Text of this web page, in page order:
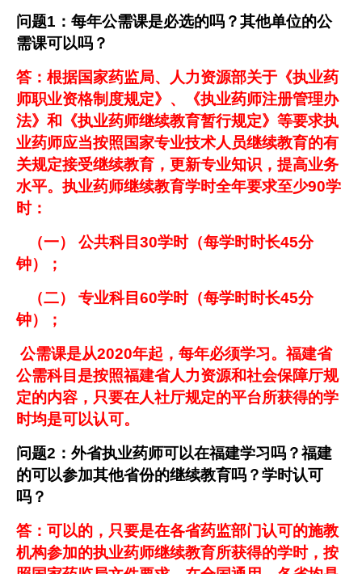
问题1 ：每年公需课是必选的吗？其他单位的公
需课可以吗？
答：根据国家药监局、人力资源部关于《执业药
师职业资格制度规定》、《执业药师注册管理办
法》和《执业药师继续教育暂行规定》等要求执
业药师应当按照国家专业技术人员继续教育的有
关规定接受继续教育，更新专业知识，提高业务
水平。执业药师继续教育学时全年要求至少90学
时：
（一）
公共科目 30学时（每学时时长45分
钟）
；
（二）
专业科目 60学时（每学时时长45分
钟）
；
公需课是从2020年起，每年必须学习。福建省
公需科目是按照福建省人力资源和社会保障厅规
定的内容，只要在人社厅规定的平台所获得的学
时均是可以认可。
问题2 ：外省执业药师可以在福建学习吗？福建
的可以参加其他省份的继续教育吗？学时认可
吗？
答：可以的，只要是在各省药监部门认可的施教
机构参加的执业药师继续教育所获得的学时，按